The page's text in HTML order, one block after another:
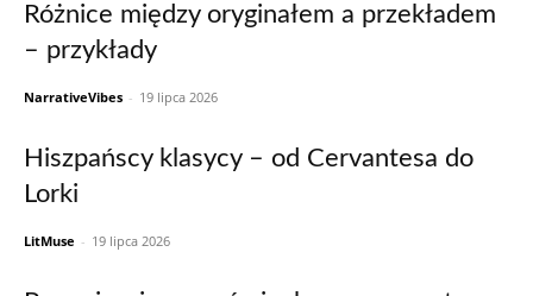
Różnice między oryginałem a przekładem
– przykłady
NarrativeVibes - 19 lipca 2026
Hiszpańscy klasycy – od Cervantesa do
Lorki
LitMuse - 19 lipca 2026